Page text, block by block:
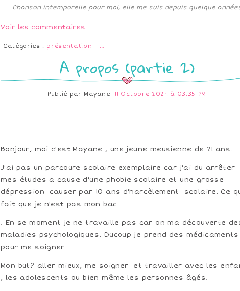
Chanson intemporelle pour moi, elle me suis depuis quelque
Voir les commentaires
Catégories : présentation - …
A propos (partie 2)
Publié par Mayane 11 Octobre 2024 à 03:35 PM
Bonjour, moi c'est Mayane , une jeune meusienne de 21 ans.
J'ai pas un parcoure scolaire exemplaire car j'ai du arrêter
mes études a cause d'une phobie scolaire et une grosse
dépression causer par 10 ans d'harcèlement scolaire. Ce
fait que je n'est pas mon bac
. En se moment je ne travaille pas car on ma découverte
maladies psychologiques. Ducoup je prend des médicaments
pour me soigner.
Mon but? aller mieux, me soigner et travailler avec les
, les adolescents ou bien même les personnes âgés.